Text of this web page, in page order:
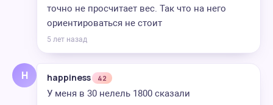
точно не просчитает вес. Так что на него
ориентироваться не стоит
5 лет назад
H happiness 42
У меня в 30 нелель 1800 сказали